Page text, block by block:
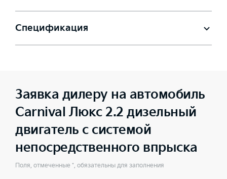
Спецификация
Заявка дилеру на автомобиль
Carnival Люкс 2.2 дизельный
двигатель с системой
непосредственного впрыска
Поля, отмеченные *, обязательны для заполнения